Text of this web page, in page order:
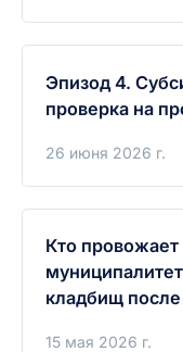
Эпизод 4.
проверка на
26 июня 2026 г.
Кто провожает
кладбищ
15 мая 2026 г.